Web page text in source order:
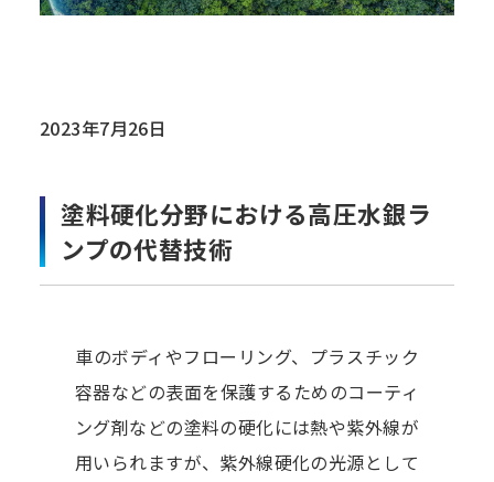
2023年7月26日
塗料硬化分野における高圧水銀ラ
ンプの代替技術
車のボディやフローリング、プラスチック
容器などの表面を保護するためのコーティ
ング剤などの塗料の硬化には熱や紫外線が
用いられますが、紫外線硬化の光源として